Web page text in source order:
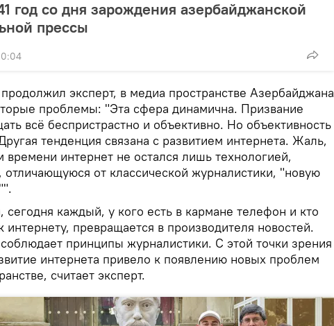
год со дня зарождения азербайджанской
прессы
эксперт, в медиа пространстве Азербайджана
проблемы: "Эта сфера динамична. Призвание
всё беспристрастно и объективно. Но объективность
тенденция связана с развитием интернета. Жаль,
времени интернет не остался лишь технологией,
отличающуюся от классической журналистики, "новую
сегодня каждый, у кого есть в кармане телефон и кто
интернету, превращается в производителя новостей.
принципы журналистики. С этой точки зрения
интернета привело к появлению новых проблем
считает эксперт.